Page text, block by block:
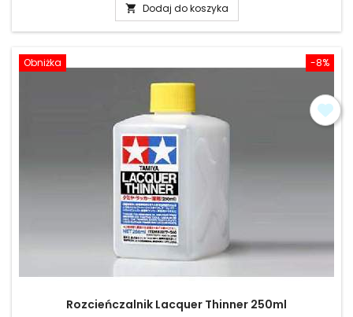
 Dodaj do koszyka
-8%
Obniżka
Rozcieńczalnik Lacquer Thinner 250ml